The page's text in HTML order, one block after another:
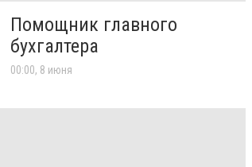
Помощник главного
бухгалтера
00:00, 8 июня